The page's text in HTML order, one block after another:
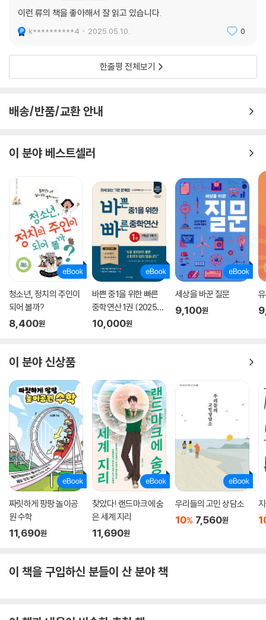
를 둘러싼 이야기를 찾아보면서 ‘살기 좋은 도시’는 어떤 곳인지 정리해 나
간다. 기업을 경영하기 좋은 도시가 살기 좋은 도시일까? 생태환경이 좋은
좋을까? 여러 각도에서 ‘도시’를 살펴보고, 매 주제 아래 “함께 생각해요!”
항목을 두어 제시된 질문을 통해 생각을 나누고 확장한다. 각 장 끝에 둔
한다.
었는지 그 역사적 맥락을 알아본다. 인류가 만들어 온 도시와 사회의 변화
를 입체적으로 살펴보는 과정이다.
2장은 “도시의 빛과 그늘”에 대한 내용이다. 아름다운 세계의 도시들을 둘
러보고, 사람들이 도시로 몰려드는 현상과 이러한 도시화로 인해 생기는
문제점에 대해 생각해 본다.
3장에서는 “모든 사람이 행복한 도시”를 꿈꾸며 각각 어린이, 보행자, 장
애인, 일하는 사람 들의 시선으로 도시를 새롭게 바라보고자 시도한다. 이
런 시도를 통해 함께 어우러져 살아가는 도시의 모습을 계획할 수 있다.
4장에서는 사람만이 아니라 “동식물과 함께 살아가는 도시”라는 관점에
서 도시를 살펴보고, 나아가 환경과 조화를 이루는 생태도시에 대해서도
5장은 “우리가 바꿔 가는 도시”에 대한 내용이다. 도시는 잘 만들어진 건
만들어 가는 삶터이기 때문이다. 초등학생과 청소년까지 이어진 도시 주민
들의 유쾌한 실천으로 도시를 더 살기 좋게 바꾸어 나간 모습들은 도전으
로 다가올 것이다.
이런 류의 책을 좋아해서 잘 읽고 있습니다.
k**********4 2025.05.10. 0
한줄평 전체보기
배송/반품/교환 안내
이 분야 베스트셀러
청소년, 정치의 주인이
되어 볼까?
8,400원
바쁜 중1을 위한 빠른
중학연산 1권 (2025
년)
10,000원
세상을 바꾼 질문
9,100원
이 분야 신상품
짜릿하게 팡팡 놀이공
원 수학
11,690원
찾았다! 랜드마크에 숨
은 세계 지리
11,690원
우리들의 고민 상담소
10% 7,560원
이 책을 구입하신 분들이 산 분야 책